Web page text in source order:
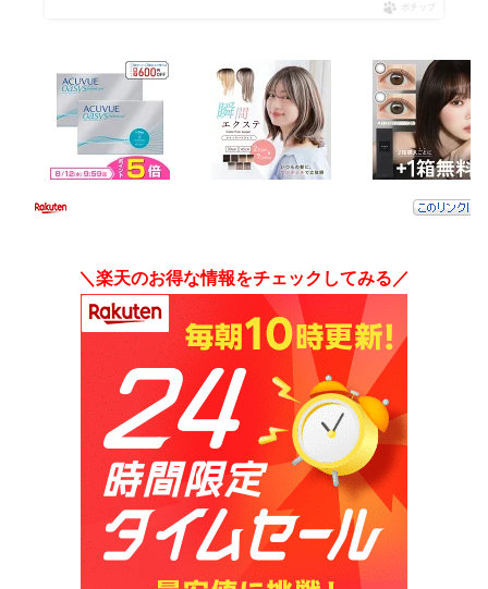
ポチップ
＼楽天のお得な情報をチェックしてみる／